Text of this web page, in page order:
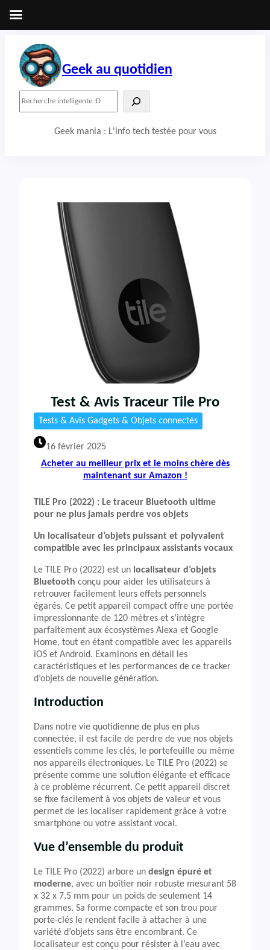
contenu
Geek au quotidien
Geek mania : L'info tech testée pour vous
Test & Avis Traceur Tile Pro
Tests & Avis Gadgets & Objets connectés
16 février 2025
Acheter au meilleur prix et le moins chère dès
maintenant sur Amazon !
TILE Pro (2022) : Le traceur Bluetooth ultime
pour ne plus jamais perdre vos objets
Un localisateur d’objets puissant et polyvalent
compatible avec les principaux assistants vocaux
Le TILE Pro (2022) est un localisateur d’objets
Bluetooth conçu pour aider les utilisateurs à
retrouver facilement leurs effets personnels
égarés. Ce petit appareil compact offre une portée
impressionnante de 120 mètres et s’intègre
parfaitement aux écosystèmes Alexa et Google
Home, tout en étant compatible avec les appareils
iOS et Android. Examinons en détail les
caractéristiques et les performances de ce tracker
d’objets de nouvelle génération.
Introduction
Dans notre vie quotidienne de plus en plus
connectée, il est facile de perdre de vue nos objets
essentiels comme les clés, le portefeuille ou même
nos appareils électroniques. Le TILE Pro (2022) se
présente comme une solution élégante et efficace
à ce problème récurrent. Ce petit appareil discret
se fixe facilement à vos objets de valeur et vous
permet de les localiser rapidement grâce à votre
smartphone ou votre assistant vocal.
Vue d’ensemble du produit
Le TILE Pro (2022) arbore un design épuré et
moderne, avec un boîtier noir robuste mesurant 58
x 32 x 7,5 mm pour un poids de seulement 14
grammes. Sa forme compacte et son trou pour
porte-clés le rendent facile à attacher à une
variété d’objets sans être encombrant. Ce
localisateur est conçu pour résister à l’eau avec